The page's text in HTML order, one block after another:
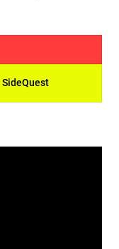
SideQuest